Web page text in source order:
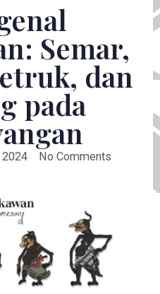
Semar,
dan
pada
No Comments